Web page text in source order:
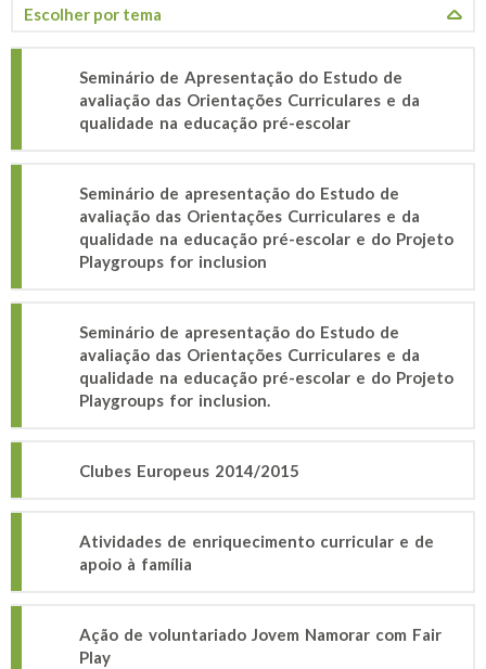
Seminário de Apresentação do Estudo de
avaliação das Orientações Curriculares e da
qualidade na educação pré-escolar
Seminário de apresentação do Estudo de
avaliação das Orientações Curriculares e da
qualidade na educação pré-escolar e do Projeto
Playgroups for inclusion
Seminário de apresentação do Estudo de
avaliação das Orientações Curriculares e da
qualidade na educação pré-escolar e do Projeto
Playgroups for inclusion.
Clubes Europeus 2014/2015
Atividades de enriquecimento curricular e de
apoio à família
Ação de voluntariado Jovem Namorar com Fair
Play